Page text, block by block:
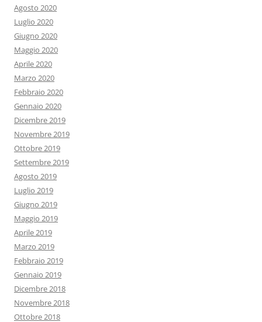
Agosto 2020
Luglio 2020
Giugno 2020
Maggio 2020
Aprile 2020
Marzo 2020
Febbraio 2020
Gennaio 2020
Dicembre 2019
Novembre 2019
Ottobre 2019
Settembre 2019
Agosto 2019
Luglio 2019
Giugno 2019
Maggio 2019
Aprile 2019
Marzo 2019
Febbraio 2019
Gennaio 2019
Dicembre 2018
Novembre 2018
Ottobre 2018